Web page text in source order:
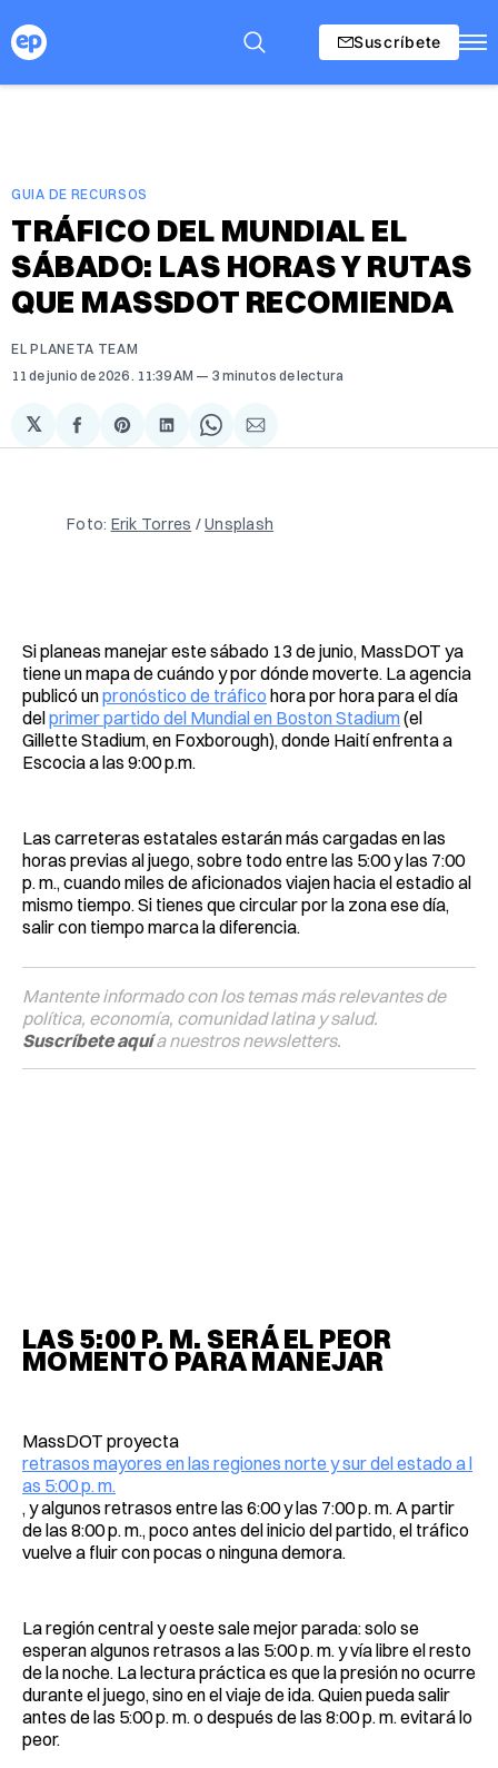
Suscríbete
GUIA DE RECURSOS
TRÁFICO DEL MUNDIAL EL
SÁBADO: LAS HORAS Y RUTAS
QUE MASSDOT RECOMIENDA
EL PLANETA TEAM
11 de junio de 2026 . 11:39 AM 3 minutos de lectura
𝕏
Compartir
en
Share
on
Compartir
en
Share
on
Compartir
via
Foto: Erik Torres / Unsplash
Si planeas manejar este sábado 13 de junio, MassDOT ya
tiene un mapa de cuándo y por dónde moverte. La agencia
publicó unpronóstico de tráfico hora por hora para el día
delprimer partido del Mundial en Boston Stadium(el
Gillette Stadium, en Foxborough), donde Haití enfrenta a
Escocia a las 9:00 p.m.
Las carreteras estatales estarán más cargadas en las
horas previas al juego, sobre todo entre las 5:00 y las 7:00
p. m., cuando miles de aficionados viajen hacia el estadio al
mismo tiempo. Si tienes que circular por la zona ese día,
salir con tiempo marca la diferencia.
Mantente informado con los temas más relevantes de
política, economía, comunidad latina y salud.
Suscríbete aquía nuestros newsletters.
LAS 5:00 P. M. SERÁ EL PEOR
MOMENTO PARA MANEJAR
MassDOT proyecta
retrasos mayores en las regiones norte y sur del estado a l
as 5:00 p. m.
, y algunos retrasos entre las 6:00 y las 7:00 p. m. A partir
de las 8:00 p. m., poco antes del inicio del partido, el tráfico
vuelve a fluir con pocas o ninguna demora.
La región central y oeste sale mejor parada: solo se
esperan algunos retrasos a las 5:00 p. m. y vía libre el resto
de la noche. La lectura práctica es que la presión no ocurre
durante el juego, sino en el viaje de ida. Quien pueda salir
antes de las 5:00 p. m. o después de las 8:00 p. m. evitará lo
peor.